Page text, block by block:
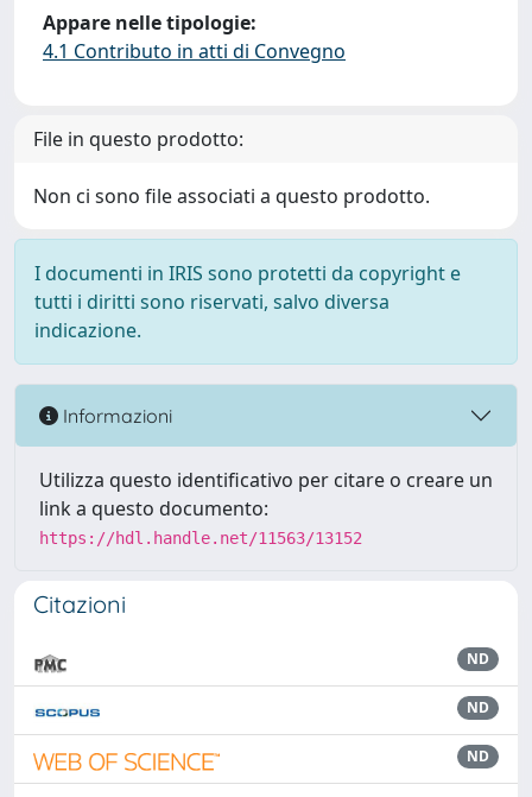
Appare nelle tipologie:
4.1 Contributo in atti di Convegno
File in questo prodotto:
Non ci sono file associati a questo prodotto.
I documenti in IRIS sono protetti da copyright e
tutti i diritti sono riservati, salvo diversa
indicazione.
Informazioni
Utilizza questo identificativo per citare o creare un
link a questo documento:
https://hdl.handle.net/11563/13152
Citazioni
ND
ND
ND